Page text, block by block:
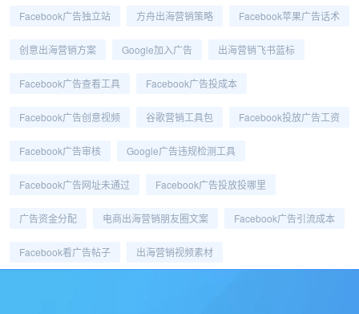
Facebook广告独立站 方舟出海营销策略 Facebook苹果广告话术
创意出海营销方案 Google加入广告 出海营销飞书蓝标
Facebook广告查看工具 Facebook广告投成本
Facebook广告创意视频 谷歌营销工具包 Facebook投放广告工资
Facebook广告审核 Google广告违规检测工具
Facebook广告网址未通过 Facebook广告投放投哪里
广告资金分配 电商出海营销朋友圈文案 Facebook广告引流成本
Facebook看广告帖子 出海营销视频素材